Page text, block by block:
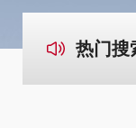
热门搜